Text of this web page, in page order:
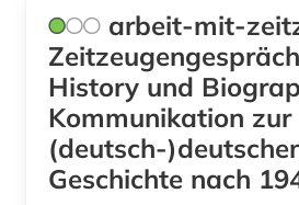
geowissenschaften (2)
gerichtsentscheidung (1)
gerichtshof (1)
germanistik (3)
geschichte (11)
arbeit-mit-
History und
Kommunikation zur
(deutsch-
Geschichte nach